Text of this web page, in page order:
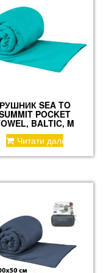
РУШНИК SEA TO
POCKET
BALTIC, M
Читати далі